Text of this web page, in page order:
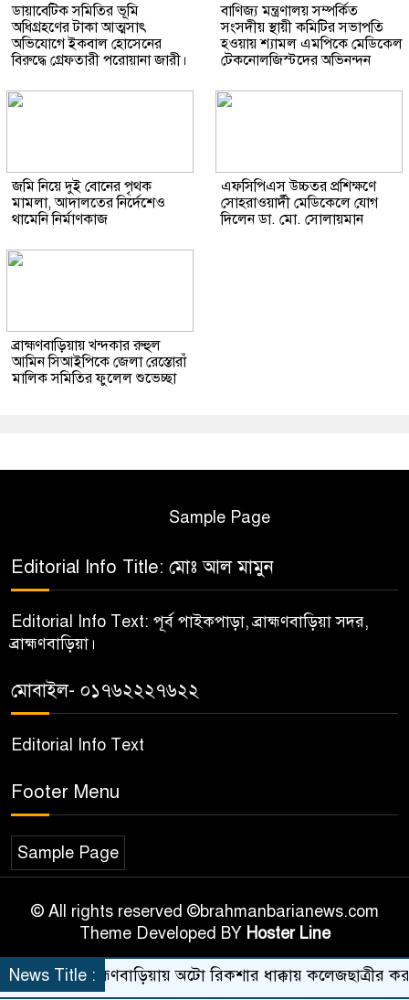
ডায়াবেটিক সমিতির ভূমি
অধিগ্রহণের টাকা আত্মসাৎ
অভিযোগে ইকবাল হোসেনের
বিরুদ্ধে গ্রেফতারী পরোয়ানা জারী।
বাণিজ্য মন্ত্রণালয় সম্পর্কিত
সংসদীয় স্থায়ী কমিটির সভাপতি
হওয়ায় শ্যামল এমপিকে মেডিকেল
টেকনোলজিস্টদের অভিনন্দন
জমি নিয়ে দুই বোনের পৃথক
মামলা, আদালতের নির্দেশেও
থামেনি নির্মাণকাজ
এফসিপিএস উচ্চতর প্রশিক্ষণে
সোহরাওয়ার্দী মেডিকেলে যোগ
দিলেন ডা. মো. সোলায়মান
ব্রাহ্মণবাড়িয়ায় খন্দকার রুহুল
আমিন সিআইপিকে জেলা রেস্তোরাঁ
মালিক সমিতির ফুলেল শুভেচ্ছা
Sample Page
Editorial Info Title: মোঃ আল মামুন
Editorial Info Text: পূর্ব পাইকপাড়া, ব্রাহ্মণবাড়িয়া সদর,
ব্রাহ্মণবাড়িয়া।
মোবাইল- ০১৭৬২২২৭৬২২
Editorial Info Text
Footer Menu
Sample Page
© All rights reserved ©brahmanbarianews.com
Theme Developed BY Hoster Line
News Title :
ব্রাহ্মণবাড়িয়ায় অটো রিকশার ধাক্কায় কলেজছাত্রীর করুণ